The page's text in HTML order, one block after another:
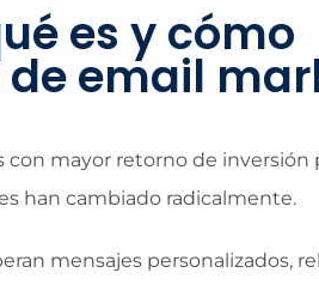
es y cómo
email
mayor retorno de inversión
han cambiado radicalmente.
mensajes personalizados,